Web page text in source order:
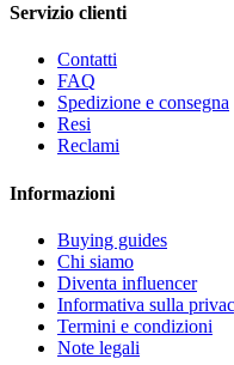
Servizio clienti
Contatti
FAQ
Spedizione e consegna
Resi
Reclami
Informazioni
Buying guides
Chi siamo
Diventa influencer
Informativa sulla
Termini e condizioni
Note legali